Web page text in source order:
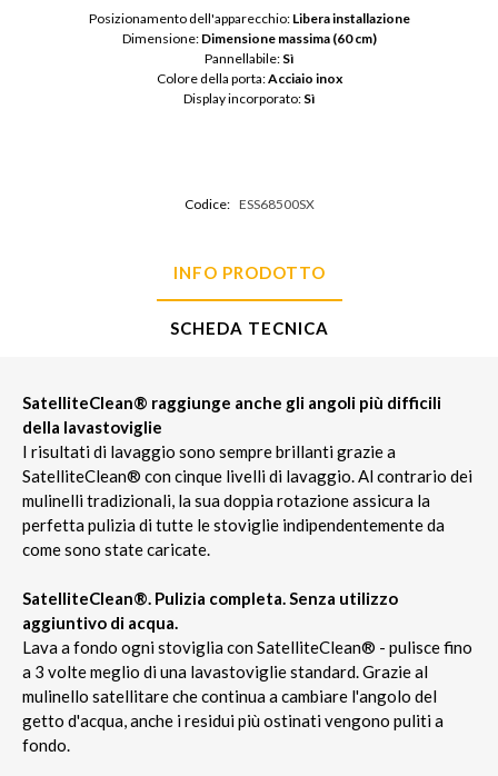
Posizionamento dell'apparecchio: Libera installazione
Dimensione: Dimensione massima (60 cm)
Pannellabile: Sì
Colore della porta: Acciaio inox
Display incorporato: Sì
Codice: ESS68500SX
INFO PRODOTTO
SCHEDA TECNICA
SatelliteClean® raggiunge anche gli angoli più difficili
della lavastoviglie
I risultati di lavaggio sono sempre brillanti grazie a
SatelliteClean® con cinque livelli di lavaggio. Al contrario dei
mulinelli tradizionali, la sua doppia rotazione assicura la
perfetta pulizia di tutte le stoviglie indipendentemente da
come sono state caricate.
SatelliteClean®. Pulizia completa. Senza utilizzo
aggiuntivo di acqua.
Lava a fondo ogni stoviglia con SatelliteClean® - pulisce fino
a 3 volte meglio di una lavastoviglie standard. Grazie al
mulinello satellitare che continua a cambiare l'angolo del
getto d'acqua, anche i residui più ostinati vengono puliti a
fondo.